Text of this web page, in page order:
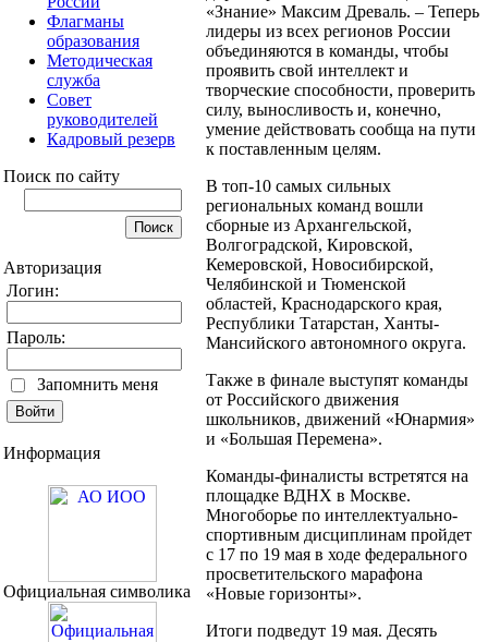
Флагманы
образования
Методическая
служба
Совет
руководителей
Кадровый резерв
Поиск по сайту
Авторизация
Логин:
Пароль:
Запомнить меня
Информация
Официальная символика
«Знание» Максим Древаль. – Теперь
лидеры из всех регионов России
объединяются в команды, чтобы
проявить свой интеллект и
творческие способности, проверить
силу, выносливость и, конечно,
умение действовать сообща на пути
к поставленным целям.
В топ-10 самых сильных
региональных команд вошли
сборные из Архангельской,
Волгоградской, Кировской,
Кемеровской, Новосибирской,
Челябинской и Тюменской
областей, Краснодарского края,
Республики Татарстан, Ханты-
Мансийского автономного округа.
Также в финале выступят команды
от Российского движения
школьников, движений «Юнармия»
и «Большая Перемена».
Команды-финалисты встретятся на
площадке ВДНХ в Москве.
Многоборье по интеллектуально-
спортивным дисциплинам пройдет
с 17 по 19 мая в ходе федерального
просветительского марафона
«Новые горизонты».
Итоги подведут 19 мая. Десять